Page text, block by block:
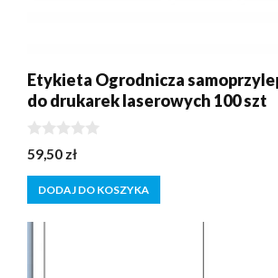
Etykieta Ogrodnicza
do drukarek laserowych 100 szt
0
z
5
59,50 zł
DODAJ DO KOSZYKA